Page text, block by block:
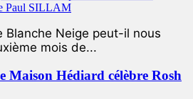
Blanche Neige peut-il nous
mois de...
Maison Hédiard célèbre Rosh